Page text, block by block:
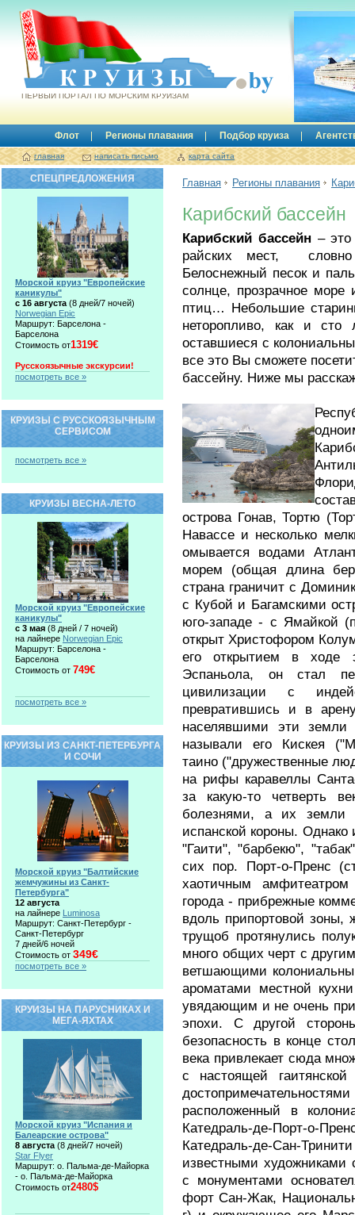
Круизы.by
ПЕРВЫЙ ПОРТАЛ ПО МОРСКИМ КРУИЗАМ
Флот Регионы плавания Подбор круиза
главная написать письмо карта сайта
Главная Регионы плавания
Карибский бассейн
Карибский бассейн –
райских мест,
Белоснежный песок и
солнце, прозрачное море
птиц… Небольшие
неторопливо, как и
оставшиеся с
все это Вы сможете
бассейну. Ниже мы
острова Гонав, Тортю
Навассе и несколько
омывается водами
морем (общая длина
страна граничит с
с Кубой и Багамскими
юго-западе - с Ямайкой
открыт Христофором
его открытием в ходе
Эспаньола, он стал
цивилизации с
превратившись и в
населявшими эти земли
называли его Кискея
таино ("дружественные
на рифы каравеллы
за какую-то четверть
болезнями, а их земли
испанской короны.
"Гаити", "барбекю",
сих пор. Порт-о-Пренс
хаотичным
города - прибрежные
вдоль припортовой
трущоб протянулись
много общих черт с
ветшающими
ароматами местной
увядающим и не очень
эпохи. С другой
безопасность в конце
века привлекает сюда
с настоящей
расположенный в
Катедраль-де-Порт-о-
Катедраль-де-Сан-
известными художниками
с монументами
форт Сан-Жак,
СПЕЦПРЕДЛОЖЕНИЯ
Морской круиз "Европейские
каникулы"
с 16 августа (8 дней/7 ночей)
Norwegian Epic
Маршрут: Барселона -
Барселона
Стоимость от1319€
Русскоязычные экскурсии!
посмотреть все »
КРУИЗЫ С РУССКОЯЗЫЧНЫМ
СЕРВИСОМ
посмотреть все »
КРУИЗЫ ВЕСНА-ЛЕТО
Морской круиз "Европейские
каникулы"
c 3 мая (8 дней / 7 ночей)
на лайнере Norwegian Epic
Маршрут: Барселона -
Барселона
Стоимость от 749€
посмотреть все »
КРУИЗЫ ИЗ САНКТ-ПЕТЕРБУРГА
И СОЧИ
Морской круиз "Балтийские
жемчужины из Санкт-
Петербурга"
12 августа
на лайнере Luminosa
Маршрут: Санкт-Петербург -
Санкт-Петербург
7 дней/6 ночей
Стоимость от 349€
посмотреть все »
КРУИЗЫ НА ПАРУСНИКАХ И
МЕГА-ЯХТАХ
Морской круиз "Испания и
Балеарские острова"
8 августа (8 дней/7 ночей)
Star Flyer
Маршрут: о. Пальма-де-Майорка
- о. Пальма-де-Майорка
Стоимость от2480$